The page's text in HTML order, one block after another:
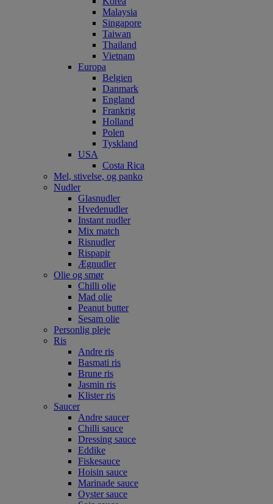
Malaysia
Singapore
Taiwan
Thailand
Vietnam
Europa
Belgien
Danmark
England
Frankrig
Holland
Polen
Tyskland
USA
Costa Rica
Mel, stivelse, og panko
Nudler
Glasnudler
Hvedenudler
Instant nudler
Mix match
Risnudler
Rispapir
Ægnudler
Olie og smør
Chilli olie
Mad olie
Peanut butter
Sesam olie
Personlig pleje
Ris
Andre ris
Basmati ris
Brune ris
Jasmin ris
Klister ris
Saucer
Andre saucer
Chilli sauce
Dressing sauce
Eddike
Fiskesauce
Hoisin sauce
Marinade sauce
Oyster sauce